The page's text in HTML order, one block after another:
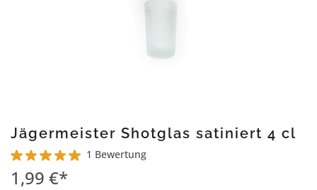
Jägermeister Shotglas satiniert 4 cl
Durchschnittliche Bewertung von 5 von 5 Sternen
1 Bewertung
1,99 €*